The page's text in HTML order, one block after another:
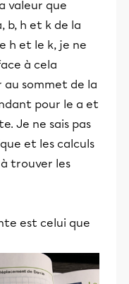
valeur que
b, h et k de la
h et le k, je ne
à cela
au sommet de la
pour le a et
Je ne sais pas
et les calculs
trouver les
est celui que